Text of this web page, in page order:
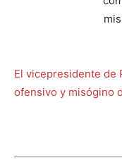
El vicepresidente de
ofensivo y misógino